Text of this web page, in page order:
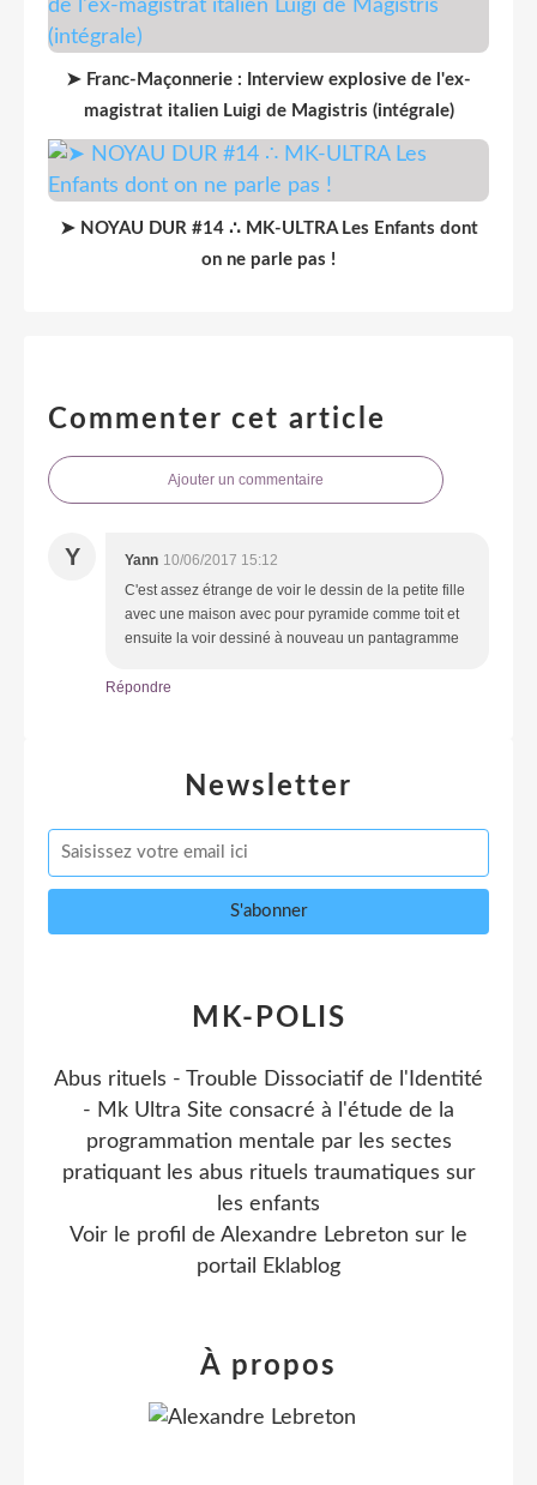
➤ Franc-Maçonnerie : Interview explosive de l'ex-
magistrat italien Luigi de Magistris (intégrale)
➤ NOYAU DUR #14 ∴ MK-ULTRA Les Enfants dont
on ne parle pas !
Commenter cet article
Ajouter un commentaire
Y Yann 10/06/2017 15:12
C'est assez étrange de voir le dessin de la petite fille
avec une maison avec pour pyramide comme toit et
ensuite la voir dessiné à nouveau un pantagramme
Répondre
Newsletter
MK-POLIS
Abus rituels - Trouble Dissociatif de l'Identité
- Mk Ultra Site consacré à l'étude de la
programmation mentale par les sectes
pratiquant les abus rituels traumatiques sur
les enfants
Voir le profil de Alexandre Lebreton sur le
portail Eklablog
À propos